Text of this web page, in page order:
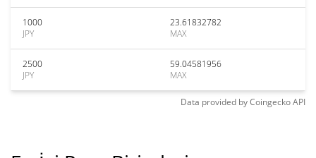
1000
JPY
23.61832782
MAX
2500
JPY
59.04581956
MAX
Data provided byCoingeckoAPI